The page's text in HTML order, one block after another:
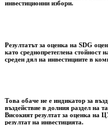
инвестиционни избори.
Резултатът за оценка на SDG
като среднопретеглена
среден дял на инвестициите в
Това обаче не е индикатор за
въздействие в долния раздел на
Високият резултат за оценка на
резултат на инвестицията.